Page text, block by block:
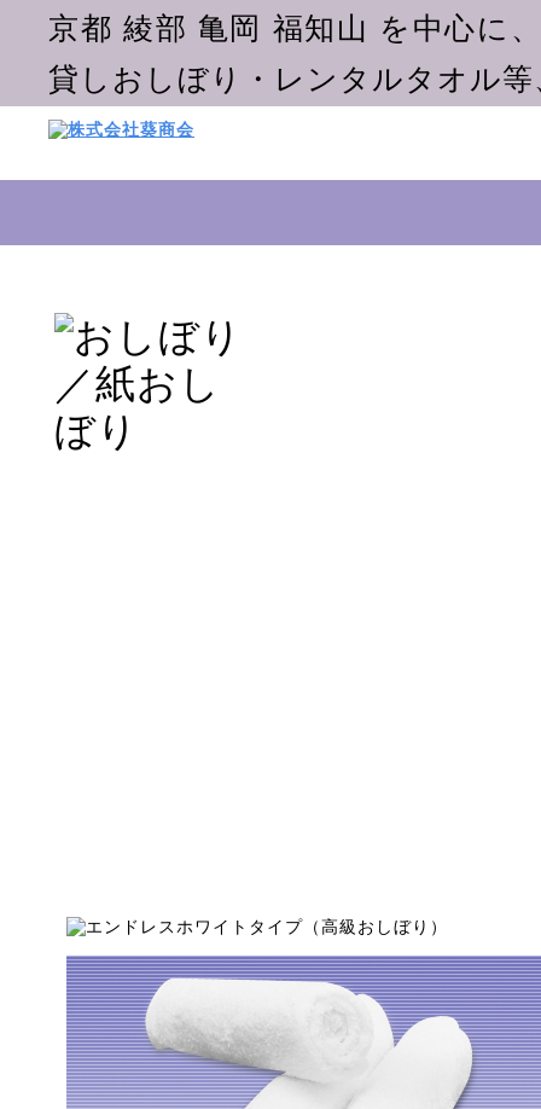
京都 綾部 亀岡 福知山 を中心に
貸しおしぼり・レンタルタオル